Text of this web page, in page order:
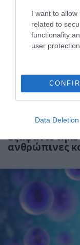
I want to
related to
functionality
user protection.
Data Deletion
Δεν ήταν
ανθρώπινες